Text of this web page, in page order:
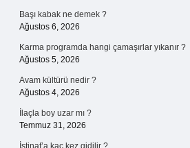
Başı kabak ne demek ?
Ağustos 6, 2026
Karma programda hangi çamaşırlar yıkanır ?
Ağustos 5, 2026
Avam kültürü nedir ?
Ağustos 4, 2026
İlaçla boy uzar mı ?
Temmuz 31, 2026
İstinaf’a kaç kez gidilir ?